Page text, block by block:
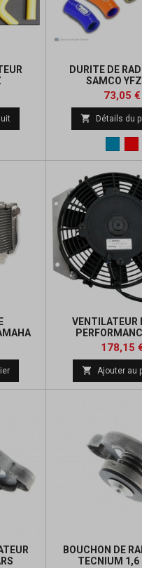
DURITE DE
SAMCO
Prix
73,05 €
 Détails du
VENTILATEUR
Prix
178,15
 Ajouter au
BOUCHON DE
TECNIUM 1,6